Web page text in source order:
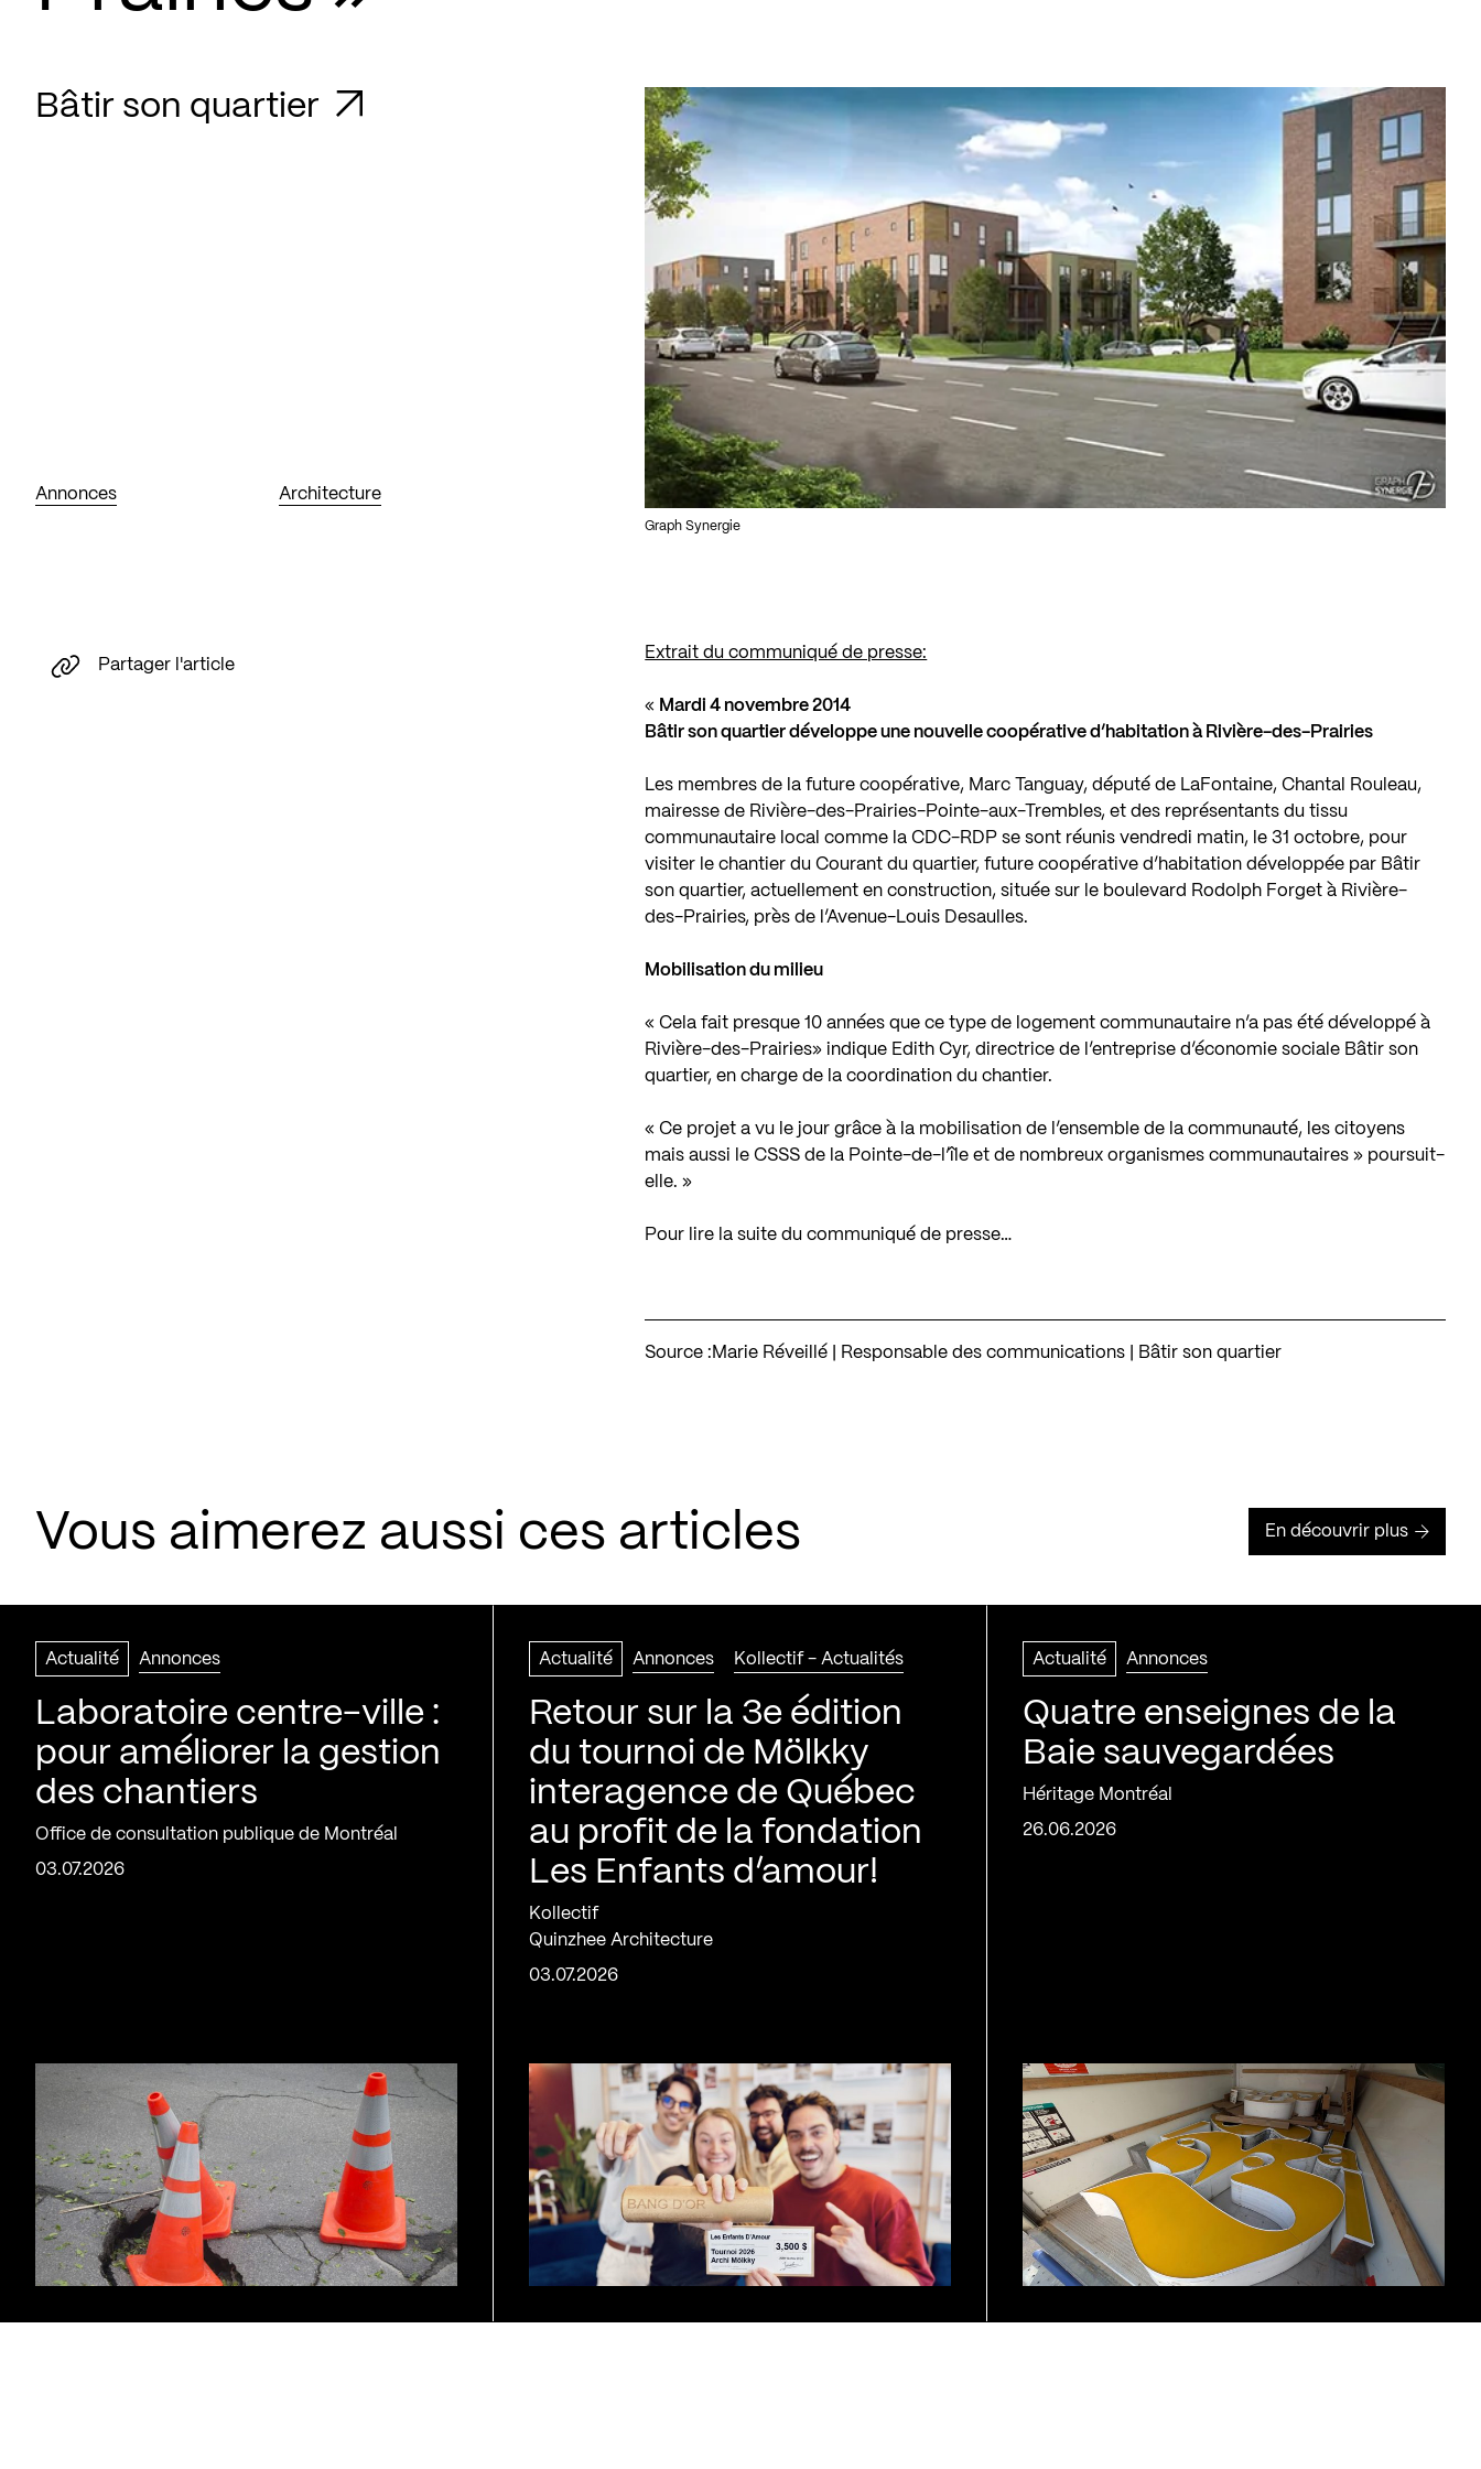
Bâtir son quartier
Annonces Architecture
Graph Synergie
Extrait du communiqué de presse:
« Mardi 4 novembre 2014
Bâtir son quartier développe une nouvelle coopérative d’habitation à Rivière-des-Prairies
Les membres de la future coopérative, Marc Tanguay, député de LaFontaine, Chantal Rouleau,
mairesse de Rivière-des-Prairies-Pointe-aux-Trembles, et des représentants du tissu
communautaire local comme la CDC-RDP se sont réunis vendredi matin, le 31 octobre, pour
visiter le chantier du Courant du quartier, future coopérative d’habitation développée par Bâtir
son quartier, actuellement en construction, située sur le boulevard Rodolph Forget à Rivière-
des-Prairies, près de l’Avenue-Louis Desaulles.
Mobilisation du milieu
« Cela fait presque 10 années que ce type de logement communautaire n’a pas été développé à
Rivière-des-Prairies» indique Edith Cyr, directrice de l’entreprise d’économie sociale Bâtir son
quartier, en charge de la coordination du chantier.
« Ce projet a vu le jour grâce à la mobilisation de l’ensemble de la communauté, les citoyens
mais aussi le CSSS de la Pointe-de-l’île et de nombreux organismes communautaires » poursuit-
elle. »
Pour lire la suite du communiqué de presse…
Source : Marie Réveillé | Responsable des communications | Bâtir son quartier
Partager l'article
Vous aimerez aussi ces articles En découvrir plus
Actualité Annonces
Laboratoire centre-ville :
pour améliorer la gestion
des chantiers
Office de consultation publique de Montréal
03.07.2026
Actualité Annonces Kollectif - Actualités
Retour sur la 3e édition
du tournoi de Mölkky
interagence de Québec
au profit de la fondation
Les Enfants d’amour!
Kollectif
Quinzhee Architecture
03.07.2026
Actualité Annonces
Quatre enseignes de la
Baie sauvegardées
Héritage Montréal
26.06.2026